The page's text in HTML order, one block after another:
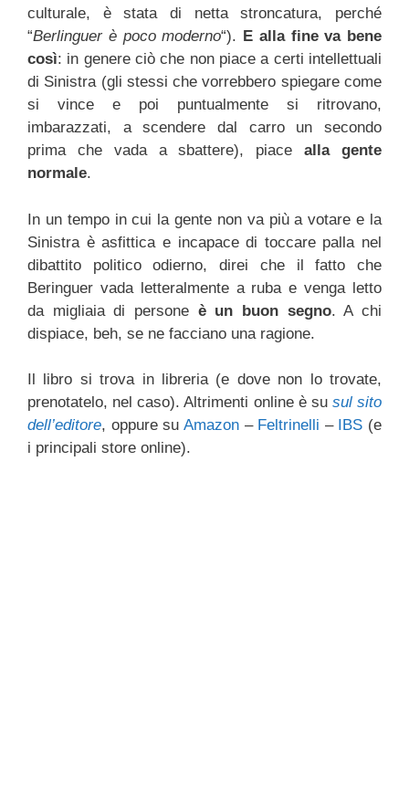
culturale, è stata di netta stroncatura, perché
“Berlinguer è poco moderno“). E alla fine va bene
così: in genere ciò che non piace a certi intellettuali
di Sinistra (gli stessi che vorrebbero spiegare come
si vince e poi puntualmente si ritrovano,
imbarazzati, a scendere dal carro un secondo
prima che vada a sbattere), piacealla gente
normale.
In un tempo in cui la gente non va più a votare e la
Sinistra è asfittica e incapace di toccare palla nel
dibattito politico odierno, direi che il fatto che
Beringuer vada letteralmente a ruba e venga letto
da migliaia di persone è un buon segno. A chi
dispiace, beh, se ne facciano una ragione.
Il libro si trova in libreria (e dove non lo trovate,
prenotatelo, nel caso). Altrimenti online è su sul sito
dell’editore, oppure su Amazon– Feltrinelli – IBS (e
i principali store online).